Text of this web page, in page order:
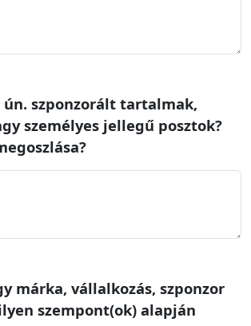
szponzorált tartalmak,
személyes jellegű posztok?
márka, vállalkozás, szponzor
szempont(ok) alapján